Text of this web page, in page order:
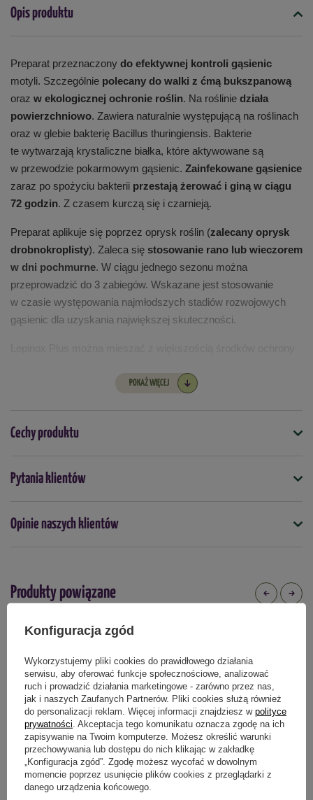
Opis produktu
Preparat przeznaczony do efektywnej kontroli gąsienic
motyli. Szczególnie polecany do walki z ćmą bukszpanową
oraz w ekologicznej ochronie roślin. Na roślinie działa
powierzchniowo. Zawiera naturalnie występującą na roślinach
oraz w glebie bakterię Bacillus thuringiensis. Bakterie
te wytwarzają krystaliczne białka, które aktywowane są
w przewodzie pokarmowym gąsienic. Zainfekowane gąsienice
zaraz po spożyciu bakterii przestają żerować i giną w ciągu
72 godzin. Z czasem kurczą się i czarnieją.
Preparat aplikuje się poprzez oprysk roślin (zalecany oprysk
drobnokroplisty). Zaleca się stosowanie rano lub wieczorem
w dni pochmurne. W ciągu jednego sezonu można
przeprowadzić do 3 zabiegów. Wskazane jest stosowanie
w czasie występowania najmłodszych stadiów rozwojowych
gąsienic dla uzyskania największej skuteczności.
(związek mikrobiologiczny) - 150 g/kg (15%).
Stosować od kwietnia do października.
Stosowanie
Problem
Ćma bukszpanowa Bukszpan
10g na 5 litrów
wody (na około
100m2).
Zwójka krzyżóweczka Winorośl
10g na 5 litrów
wody (na około
100m2).
POKAŻ WIĘCEJ
Cechy produktu
Symbol
5904826822349
Podmiot odpowiedzialny za ten produkt na terenie UE
Pytania klientów
Opinie naszych klientów
Produkty powiązane
Zestaw P-drakol 20 g + Nawóz do
Konfiguracja zgód
Wykorzystujemy pliki cookies do prawidłowego działania
serwisu, aby oferować funkcje społecznościowe, analizować
ruch i prowadzić działania marketingowe - zarówno przez nas,
jak i naszych Zaufanych Partnerów. Pliki cookies służą również
do personalizacji reklam. Więcej informacji znajdziesz w polityce
prywatności . Akceptacja tego komunikatu oznacza zgodę na ich
zapisywanie na Twoim komputerze. Możesz określić warunki
przechowywania lub dostępu do nich klikając w zakładkę
„Konfiguracja zgód”. Zgodę możesz wycofać w dowolnym
momencie poprzez usunięcie plików cookies z przeglądarki z
danego urządzenia końcowego.